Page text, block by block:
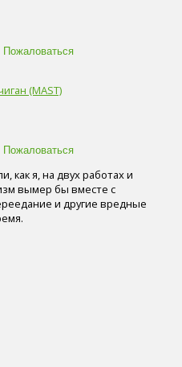
(MAST)
как я, на двух работах и
вымер бы вместе с
и другие вредные